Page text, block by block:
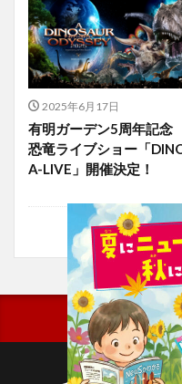
2025年6月17日
有明ガーデン5周年記念
恐竜ライブショー「
A-LIVE」開催決定！